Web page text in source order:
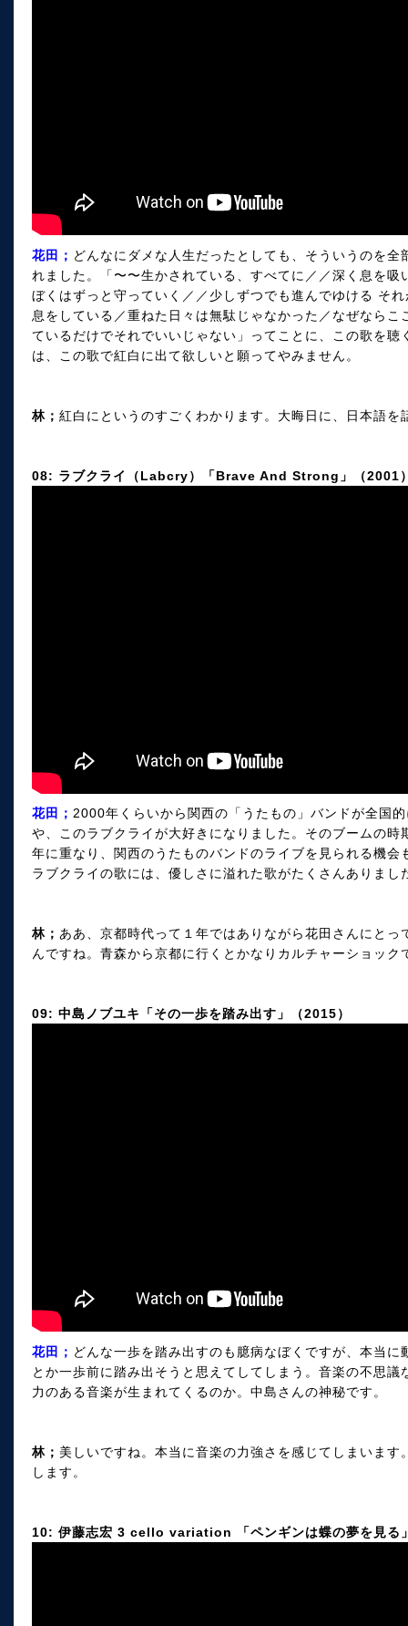
花田； どんなにダメな人生だったとしても、そういうのを
れました。「〜〜生かされている、すべてに／／深く息を
ぼくはずっと守っていく／／少しずつでも進んでゆける そ
息をしている／重ねた日々は無駄じゃなかった／なぜなら
ているだけでそれでいいじゃない」ってことに、この歌を
は、この歌で紅白に出て欲しいと願ってやみません。
林； 紅白にというのすごくわかります。大晦日に、日本語
08: ラブクライ（Labcry）「Brave And Strong」（2001
花田； 2000年くらいから関西の「うたもの」バンドが全国
や、このラブクライが大好きになりました。そのブームの
年に重なり、関西のうたものバンドのライブを見られる機
ラブクライの歌には、優しさに溢れた歌がたくさんありまし
林； ああ、京都時代って１年ではありながら花田さんにと
んですね。青森から京都に行くとかなりカルチャーショック
09: 中島ノブユキ「その一歩を踏み出す」（2015）
花田； どんな一歩を踏み出すのも臆病なぼくですが、本当
とか一歩前に踏み出そうと思えてしてしまう。音楽の不思
力のある音楽が生まれてくるのか。中島さんの神秘です。
林； 美しいですね。本当に音楽の力強さを感じてしまいま
します。
10: 伊藤志宏 3 cello variation 「ペンギンは蝶の夢を見る